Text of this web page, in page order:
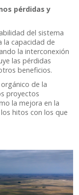
pérdidas y
del sistema
la capacidad de
la interconexión
las pérdidas
beneficios.
de la
proyectos
la mejora en la
hitos con los que